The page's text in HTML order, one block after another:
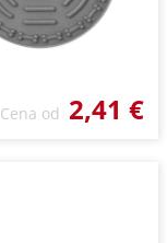
Cena od 2,41 €